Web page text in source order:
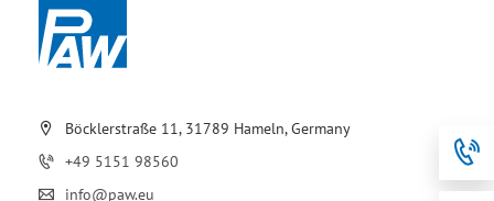
Böcklerstraße 11, 31789 Hameln, Germany
+49 5151 98560
info@paw.eu